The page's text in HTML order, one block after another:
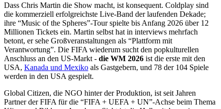
Dass Chris Martin die Show macht, ist konsequent. Coldplay sind
die kommerziell erfolgreichste Live-Band der laufenden Dekade;
ihre “Music of the Spheres”-Tour spielte bis Anfang 2026 über 12
Millionen Tickets ein. Martin selbst hat in interviews mehrfach
betont, er sehe Großveranstaltungen als “Plattform mit
Verantwortung”. Die FIFA wiederum sucht den popkulturellen
Anschluss an den US-Markt - die WM 2026 ist die erste mit den
USA, Kanada und Mexiko als Gastgebern, und 78 der 104 Spiele
werden in den USA gespielt.
Global Citizen, die NGO hinter der Produktion, ist seit Jahren
Partner der FIFA für die “FIFA + UEFA + UN”-Achse beim Thema